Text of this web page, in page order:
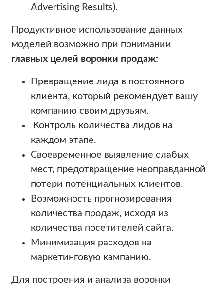
Advertising Results).
Продуктивное использование данных
моделей возможно при понимании
главных целей воронки продаж:
Превращение лида в постоянного
клиента, который рекомендует вашу
компанию своим друзьям.
Контроль количества лидов на
каждом этапе.
Своевременное выявление слабых
мест, предотвращение неоправданной
потери потенциальных клиентов.
Возможность прогнозирования
количества продаж, исходя из
количества посетителей сайта.
Минимизация расходов на
маркетинговую кампанию.
Для построения и анализа воронки